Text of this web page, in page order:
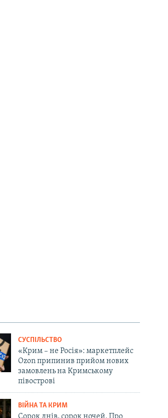
СУСПІЛЬСТВО
«Крим – не Росія»: маркетплейс
Ozon припинив прийом нових
замовлень на Кримському
півострові
ВІЙНА ТА КРИМ
Сорок днів, сорок ночей. Про